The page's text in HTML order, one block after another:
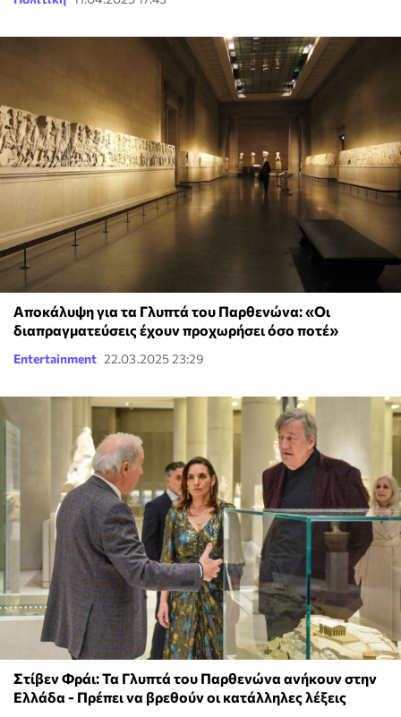
Αποκάλυψη για τα Γλυπτά του Παρθενώνα: «Οι
διαπραγματεύσεις έχουν προχωρήσει όσο ποτέ»
Entertainment 22.03.2025 23:29
Στίβεν Φράι: Τα Γλυπτά του Παρθενώνα ανήκουν στην
Ελλάδα - Πρέπει να βρεθούν οι κατάλληλες λέξεις